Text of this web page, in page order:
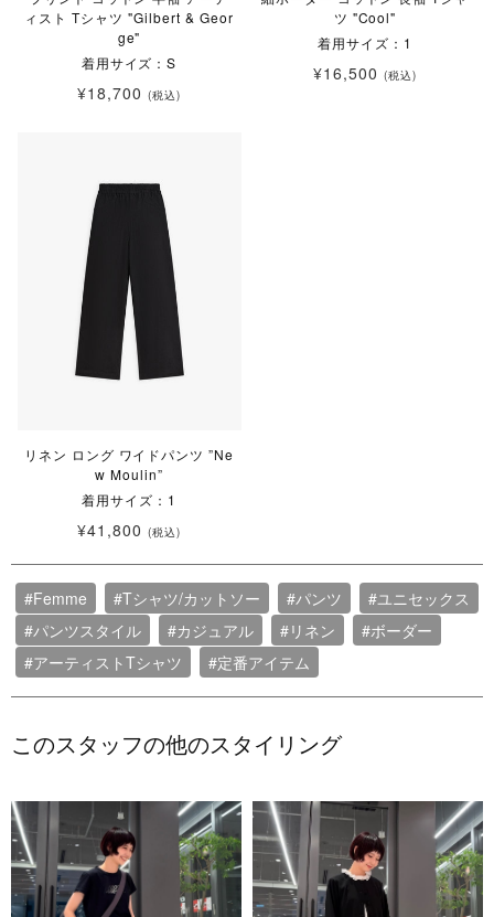
ィスト Tシャツ "Gilbert & Geor
ge"
着用サイズ：S
¥18,700 (税込)
ツ "Cool"
着用サイズ：1
¥16,500 (税込)
リネン ロング ワイドパンツ ”Ne
w Moulin”
着用サイズ：1
¥41,800 (税込)
#Femme #Tシャツ/カットソー #パンツ
#ユニセックス
#パンツスタイル
#カジュアル #リネン
#ボーダー
#アーティストTシャツ
#定番アイテム
このスタッフの他のスタイリング